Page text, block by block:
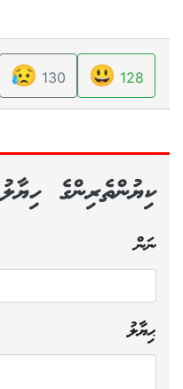
128
😃
130
😥
ކިޔުންތެރިންގެ ހިޔާލު
ނަން
ޙިޔާލު